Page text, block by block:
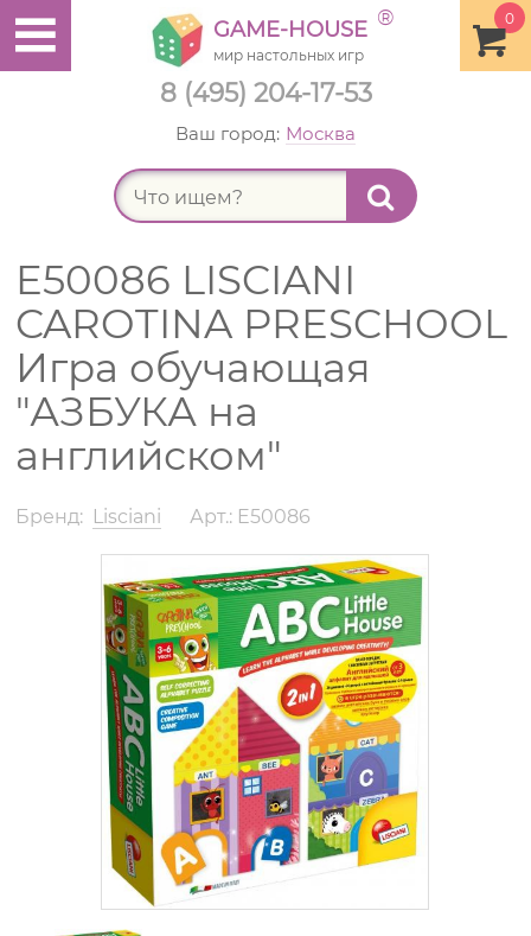
8 (495) 204-17-53
0
GAME-HOUSE ®
мир настольных игр
Ваш город: Москва
E50086 LISCIANI
CAROTINA PRESCHOOL
Игра обучающая
"АЗБУКА на
английском"
Бренд: Lisciani Арт.: E50086